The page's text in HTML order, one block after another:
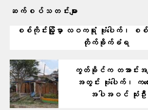
ဆက်စပ်သတင်းများ
စစ်ကိုင်းမြို့မှာ လဝကရုံး ဗုံးပေါက်၊
တိုက်ခိုက်ခံရ
ကွတ်ခိုင်က တအာင်းအမျို
အတွင်း ဗုံးပေါက်၊
အပါအဝင် သုံးဦ